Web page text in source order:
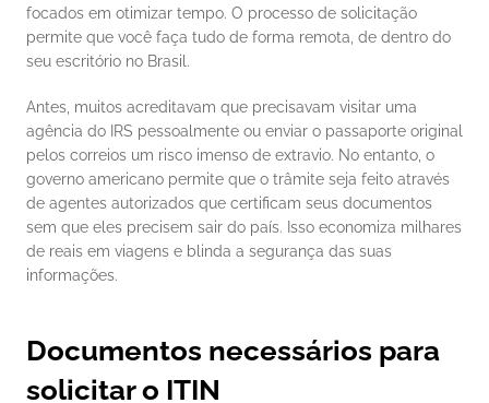
focados em otimizar tempo. O processo de solicitação
permite que você faça tudo de forma remota, de dentro do
seu escritório no Brasil.
Antes, muitos acreditavam que precisavam visitar uma
agência do IRS pessoalmente ou enviar o passaporte original
pelos correios um risco imenso de extravio. No entanto, o
governo americano permite que o trâmite seja feito através
de agentes autorizados que certificam seus documentos
sem que eles precisem sair do país. Isso economiza milhares
de reais em viagens e blinda a segurança das suas
informações.
Documentos necessários para
solicitar o ITIN